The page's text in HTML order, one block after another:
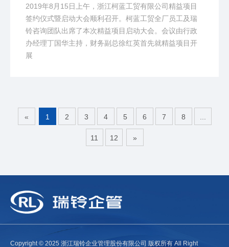
2019年8月15日上午，浙江柯蓝工贸有限公司精益项目
签约仪式暨启动大会顺利召开。柯蓝工贸全厂员工及瑞
铃咨询团队出席了本次精益项目启动大会。会议由行政
办经理丁国华主持，财务副总徐红英首先就精益项目开
展
« 1 2 3 4 5 6 7 8
11 12 »
Copyright © 2025 浙江瑞铃企业管理股份有限公司 版权所有 All Right